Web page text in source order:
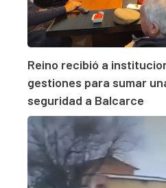
Reino recibió a
gestiones para sumar
seguridad a Balcarce